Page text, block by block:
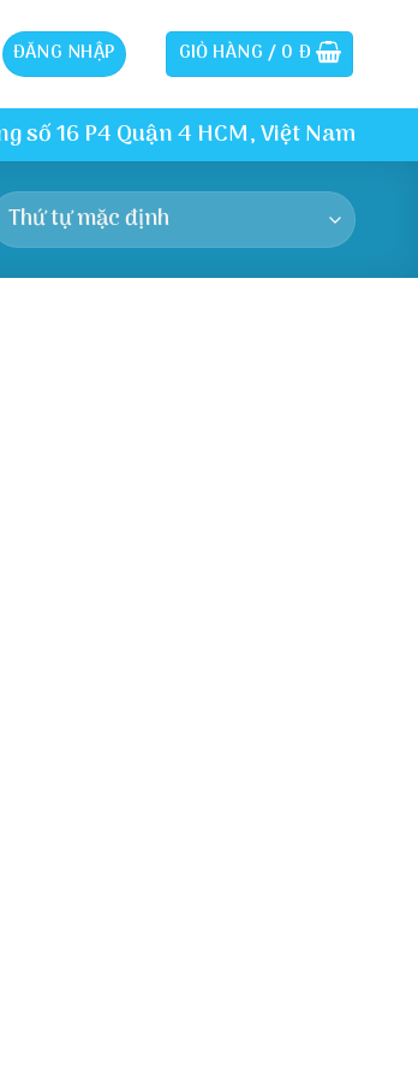
ĐĂNG NHẬP GIỎ HÀNG / 0 Đ
số 16 P4 Quận 4 HCM, Việt Nam